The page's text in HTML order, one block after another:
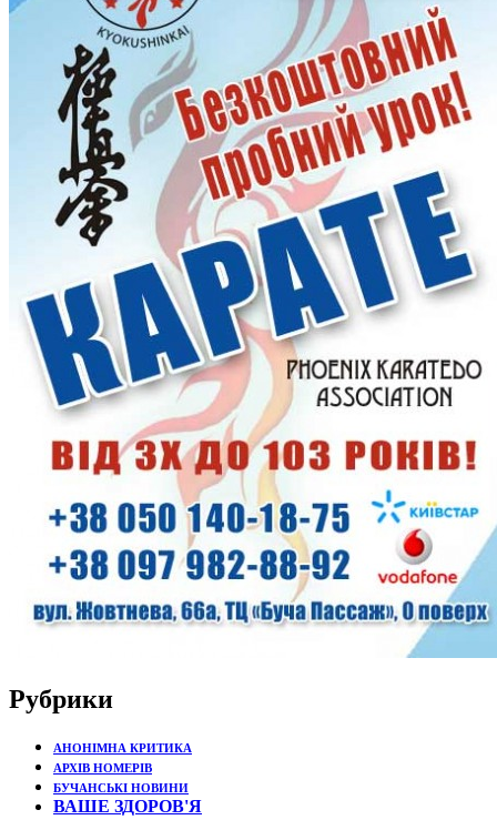
Рубрики
АНОНІМНА КРИТИКА
АРХІВ НОМЕРІВ
БУЧАНСЬКІ НОВИНИ
ВАШЕ ЗДОРОВ'Я